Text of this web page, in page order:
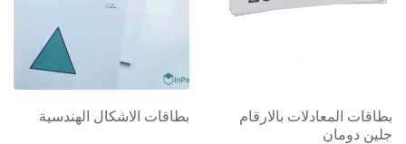
بطاقات المعادلات بالارقام
جلين دومان
بطاقات الاشكال الهندسية